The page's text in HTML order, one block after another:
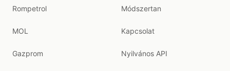
Rompetrol
MOL
Gazprom
Módszertan
Kapcsolat
Nyilvános API